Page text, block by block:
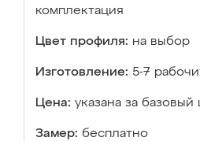
комплектация
Цвет профиля: на выбор
Изготовление: 5-7
Цена: указана за базовый
Замер: бесплатно